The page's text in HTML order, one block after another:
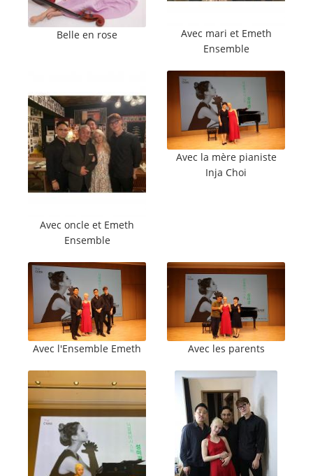
Belle en rose
Avec mari et Emeth
Ensemble
Avec oncle et Emeth
Ensemble
Avec la mère pianiste
Inja Choi
Avec l'Ensemble Emeth Avec les parents